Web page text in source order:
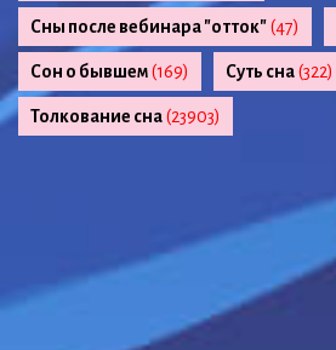
Сны после вебинара "отток"(47)
Сон о бывшем(169) Суть сна(322)
Толкование сна(23903)